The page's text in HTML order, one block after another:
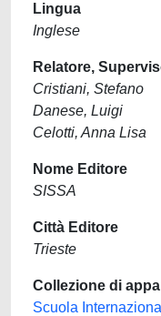
Lingua
Inglese
Relatore,
Cristiani, Stefano
Danese, Luigi
Celotti, Anna Lisa
Nome Editore
SISSA
Città Editore
Trieste
Collezione di
Scuola